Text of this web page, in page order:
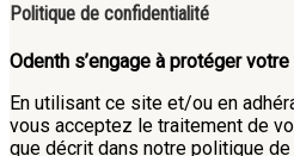
Politique de confidentialité
Odenth s’engage à protéger
En utilisant ce site et/ou en
vous acceptez le traitement de
que décrit dans notre politique